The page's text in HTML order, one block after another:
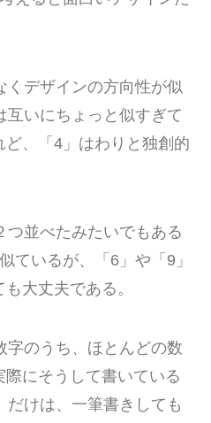
くデザインの方向性が似
互いにちょっと似すぎて
、「4」はわりと独創的
つ並べたみたいでもある
ているが、「6」や「9」
大丈夫である。
字のうち、ほとんどの数
にそうして書いている
だけは、一筆書きしても